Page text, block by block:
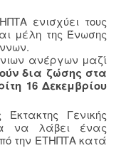
ενισχύει τους
μέλη της Ένωσης
ανέργων μαζί
δια ζώσης στα
16 Δεκεμβρίου
Γενικής
να λάβει ένας
την ΕΤΗΠΤΑ κατά